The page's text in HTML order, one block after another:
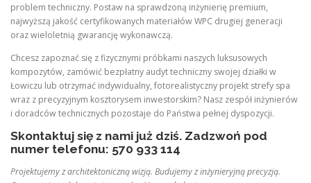
problem techniczny. Postaw na sprawdzoną inżynierię premium,
najwyższą jakość certyfikowanych materiałów WPC drugiej generacji
oraz wieloletnią gwarancję wykonawczą.
Chcesz zapoznać się z fizycznymi próbkami naszych luksusowych
kompozytów, zamówić bezpłatny audyt techniczny swojej działki w
Łowiczu lub otrzymać indywidualny, fotorealistyczny projekt strefy spa
wraz z precyzyjnym kosztorysem inwestorskim? Nasz zespół inżynierów
i doradców technicznych pozostaje do Państwa pełnej dyspozycji.
Skontaktuj się z nami już dziś. Zadzwoń pod
numer telefonu: 570 933 114
Projektujemy z architektoniczną wizją. Budujemy z inżynieryjną precyzją.